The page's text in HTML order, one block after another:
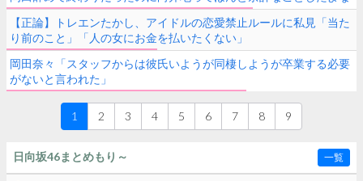
【正論】トレエンたかし、アイドルの恋愛禁止ルールに私見「当た
り前のこと」「人の女にお金を払いたくない」
岡田奈々「スタッフからは彼氏いようが同棲しようが卒業する必要
がないと言われた」
1 2 3 4 5 6 7 8 9
日向坂46まとめもり～ 一覧